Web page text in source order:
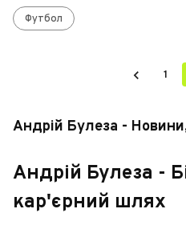
Футбол
1
Андрій Булеза -
Андрій Булеза -
кар'єрний шлях